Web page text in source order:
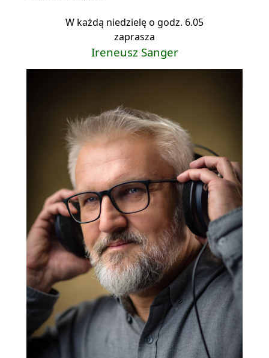
W każdą niedzielę o godz. 6.05
zaprasza
Ireneusz Sanger